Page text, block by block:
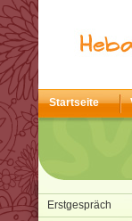
Startseite
Erstgespräch